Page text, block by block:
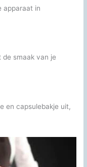
apparaat in
smaak van je
en capsulebakje uit,